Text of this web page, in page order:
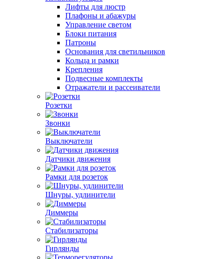
Лифты для люстр
Плафоны и абажуры
Управление светом
Блоки питания
Патроны
Основания для светильников
Кольца и рамки
Крепления
Подвесные комплекты
Отражатели и рассеиватели
Розетки
Звонки
Выключатели
Датчики движения
Рамки для розеток
Шнуры, удлинители
Диммеры
Стабилизаторы
Гирлянды